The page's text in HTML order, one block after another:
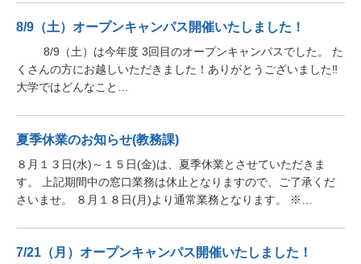
8/9（土）オープンキャンパス開催いたしました！
8/9（土）は今年度 3回目のオープンキャンパスでした。 た
くさんの方にお越しいただきました！ありがとうございました‼
大学ではどんなこと…
夏季休業のお知らせ(教務課)
８月１３日(水)～１５日(金)は、夏季休業とさせていただきま
す。 上記期間中の窓口業務は休止となりますので、ご了承くだ
さいませ。 ８月１８日(月)より通常業務となります。 ※…
7/21（月）オープンキャンパス開催いたしました！